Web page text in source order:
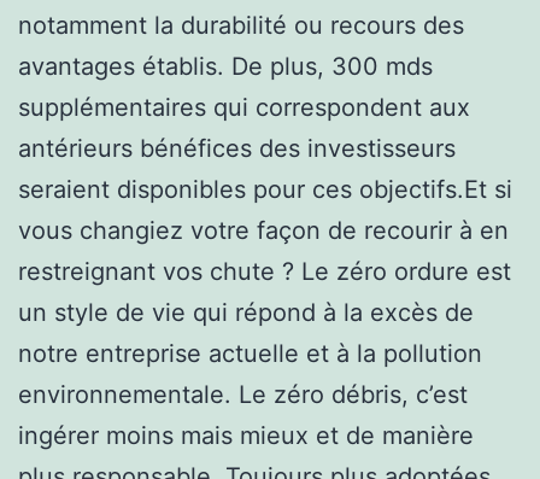
notamment la durabilité ou recours des
avantages établis. De plus, 300 mds
supplémentaires qui correspondent aux
antérieurs bénéfices des investisseurs
seraient disponibles pour ces objectifs.Et si
vous changiez votre façon de recourir à en
restreignant vos chute ? Le zéro ordure est
un style de vie qui répond à la excès de
notre entreprise actuelle et à la pollution
environnementale. Le zéro débris, c’est
ingérer moins mais mieux et de manière